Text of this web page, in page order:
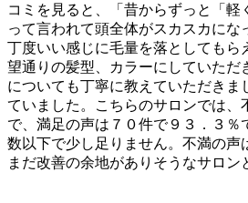
コミを見ると、「昔からずっと「軽
って言われて頭全体がスカスカにな
丁度いい感じに毛量を落としてもら
望通りの髪型、カラーにしていただ
についても丁寧に教えていただきま
ていました。こちらのサロンでは、
で、満足の声は７０件で９３．３％
数以下で少し足りません。不満の声
まだ改善の余地がありそうなサロン